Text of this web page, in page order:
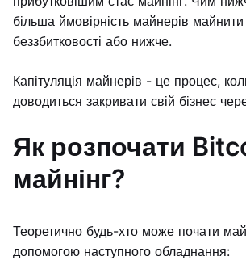
більша ймовірність майнерів
беззбитковості або нижче.
Капітуляція майнерів - це процес,
доводиться закривати свій бізнес
Як розпочати
майнінг?
Теоретично будь-хто може почати
допомогою наступного обладнання: